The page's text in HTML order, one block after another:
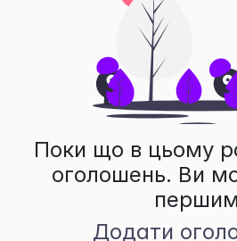
Поки що в цьому
оголошень. Ви
Додати